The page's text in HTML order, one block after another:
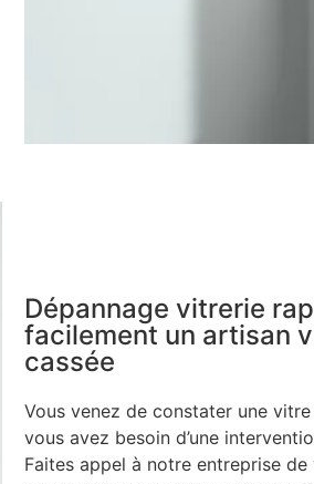
Dépannage vitrerie
facilement un artisan
cassée
Vous venez de constater une
vous avez besoin d’une
Faites appel à notre entreprise